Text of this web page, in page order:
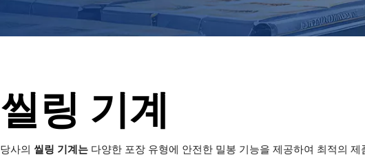
씰링 기계
당사의 씰링 기계는 다양한 포장 유형에 안전한 밀봉 기능을 제공하여 최적의